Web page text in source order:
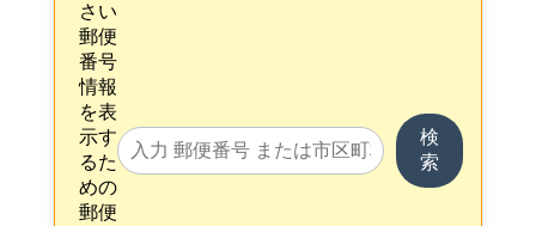
さい
郵便
番号
情報
を表
示す
るた
めの
郵便
検
索